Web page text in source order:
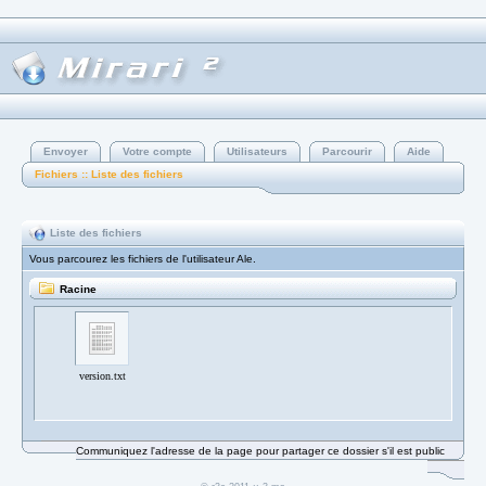
Envoyer Votre compte Utilisateurs Parcourir
Aide
Fichiers :: Liste des fichiers
Liste des fichiers
Vous parcourez les fichiers de l'utilisateur Ale.
Racine
version.txt
Communiquez l'adresse de la page pour partager ce dossier s'il est public